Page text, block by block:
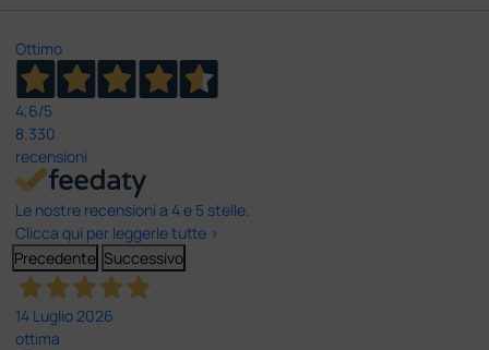
Ottimo
4,6/5
8.330
recensioni
Le nostre recensioni a 4 e 5 stelle.
Clicca qui per leggerle tutte >
Precedente Successivo
14 Luglio 2026
ottima